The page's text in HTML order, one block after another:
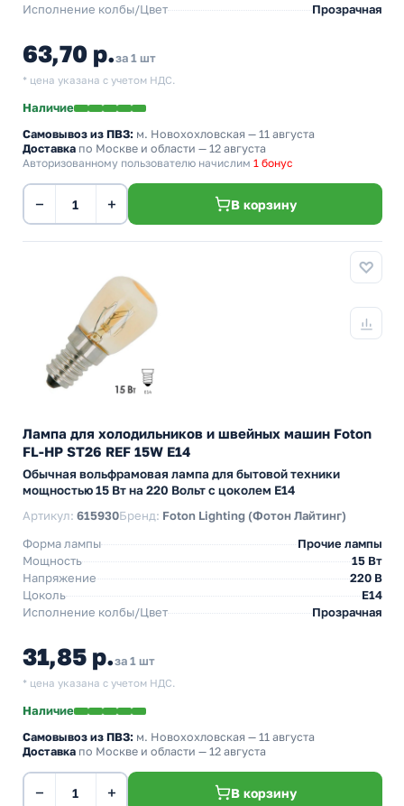
Исполнение колбы/Цвет
Прозрачная
63,70 р.за 1 шт
* цена указана с учетом НДС.
Наличие
Самовывоз из ПВЗ: м. Новохохловская — 11 августа
Доставка по Москве и области — 12 августа
Авторизованному пользователю начислим 1 бонус
− + В корзину
Лампа для холодильников и швейных машин Foton
FL-HP ST26 REF 15W E14
Обычная вольфрамовая лампа для бытовой техники
мощностью 15 Вт на 220 Вольт с цоколем E14
Артикул: 615930Бренд: Foton Lighting (Фотон Лайтинг)
Форма лампы
Прочие лампы
Мощность
15 Вт
Напряжение
220 В
Цоколь
E14
Исполнение колбы/Цвет
Прозрачная
31,85 р.за 1 шт
* цена указана с учетом НДС.
Наличие
Самовывоз из ПВЗ: м. Новохохловская — 11 августа
Доставка по Москве и области — 12 августа
− + В корзину